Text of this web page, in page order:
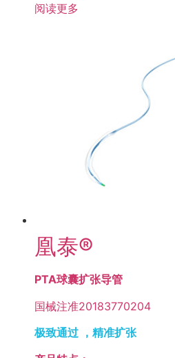
阅读更多
凰泰®
PTA球囊扩张导管
国械注准20183770204
极致通过 ，精准扩张